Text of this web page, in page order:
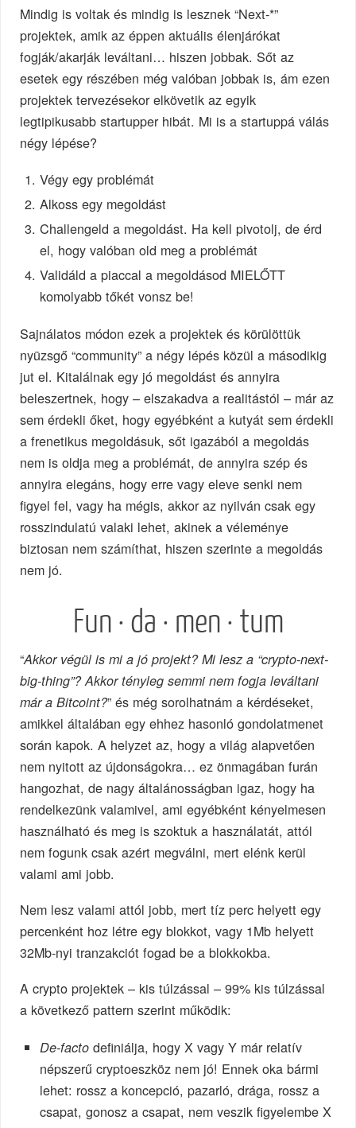
Mindig is voltak és mindig is lesznek “Next-*”
projektek, amik az éppen aktuális élenjárókat
fogják/akarják leváltani… hiszen jobbak. Sőt az
esetek egy részében még valóban jobbak is, ám ezen
projektek tervezésekor elkövetik az egyik
legtipikusabb startupper hibát. Mi is a startuppá válás
négy lépése?
Végy egy problémát
Alkoss egy megoldást
Challengeld a megoldást. Ha kell pivotolj, de érd
el, hogy valóban old meg a problémát
Validáld a piaccal a megoldásod MIELŐTT
komolyabb tőkét vonsz be!
Sajnálatos módon ezek a projektek és körülöttük
nyüzsgő “community” a négy lépés közül a másodikig
jut el. Kitalálnak egy jó megoldást és annyira
beleszertnek, hogy – elszakadva a realitástól – már az
sem érdekli őket, hogy egyébként a kutyát sem érdekli
a frenetikus megoldásuk, sőt igazából a megoldás
nem is oldja meg a problémát, de annyira szép és
annyira elegáns, hogy erre vagy eleve senki nem
figyel fel, vagy ha mégis, akkor az nyilván csak egy
rosszindulatú valaki lehet, akinek a véleménye
biztosan nem számíthat, hiszen szerinte a megoldás
nem jó.
Fun · da · men · tum
“Akkor végül is mi a jó projekt? Mi lesz a “crypto-next-
big-thing”? Akkor tényleg semmi nem fogja leváltani
már a Bitcoint?” és még sorolhatnám a kérdéseket,
amikkel általában egy ehhez hasonló gondolatmenet
során kapok. A helyzet az, hogy a világ alapvetően
nem nyitott az újdonságokra… ez önmagában furán
hangozhat, de nagy általánosságban igaz, hogy ha
rendelkezünk valamivel, ami egyébként kényelmesen
használható és meg is szoktuk a használatát, attól
nem fogunk csak azért megválni, mert elénk kerül
valami ami jobb.
Nem lesz valami attól jobb, mert tíz perc helyett egy
percenként hoz létre egy blokkot, vagy 1Mb helyett
32Mb-nyi tranzakciót fogad be a blokkokba.
A crypto projektek – kis túlzással – 99% kis túlzással
a következő pattern szerint működik:
De-factodefiniálja, hogy X vagy Y már relatív
népszerű cryptoeszköz nem jó! Ennek oka bármi
lehet: rossz a koncepció, pazarló, drága, rossz a
csapat, gonosz a csapat, nem veszik figyelembe X